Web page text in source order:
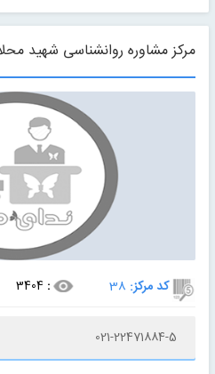
مرکز مشاوره روانشناسی شهيد
کد مرکز: 38
:
3404
021-22471884-5